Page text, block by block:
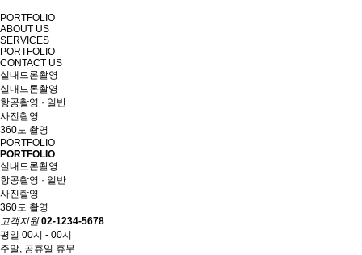
PORTFOLIO
ABOUT US
SERVICES
PORTFOLIO
CONTACT US
실내드론촬영
실내드론촬영
항공촬영 · 일반
사진촬영
360도 촬영
PORTFOLIO
PORTFOLIO
실내드론촬영
항공촬영 · 일반
사진촬영
360도 촬영
고객지원 02-1234-5678
평일 00시 - 00시
주말, 공휴일 휴무